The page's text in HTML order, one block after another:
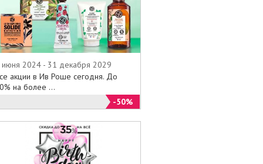
2024 - 31 декабря 2029
акции в Ив Роше сегодня. До
на более ...
-50%